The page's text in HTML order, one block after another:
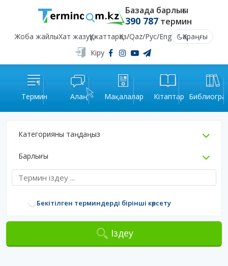
Базада барлығы
390 787термин
Жоба жайлыХат жазуҚұжаттарҚаз/Qaz/Рус/Eng
Қараңғы
Кіру
Термин Алаң Мақалалар Кітаптар
Категорияны таңдаңыз
Барлығы
Бекітілген терминдерді бірінші көрсету
Іздеу